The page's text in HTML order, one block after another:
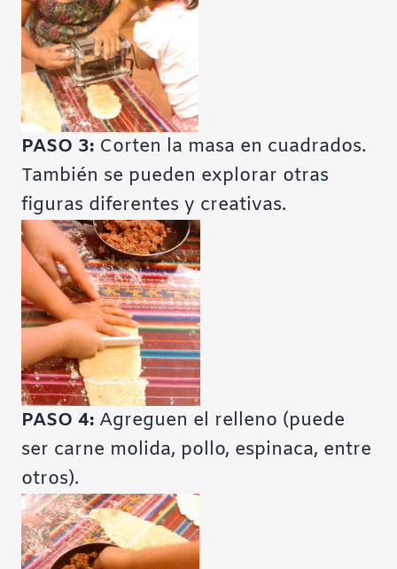
PASO 3: Corten la masa en cuadrados.
También se pueden explorar otras
figuras diferentes y creativas.
PASO 4: Agreguen el relleno (puede
ser carne molida, pollo, espinaca, entre
otros).